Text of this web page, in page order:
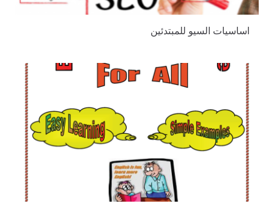
اساسيات السيو للمبتدئين